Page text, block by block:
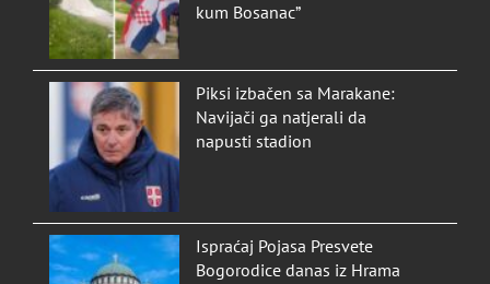
kum Bosanac”
Piksi izbačen sa Marakane:
Navijači ga natjerali da
napusti stadion
Ispraćaj Pojasa Presvete
Bogorodice danas iz Hrama